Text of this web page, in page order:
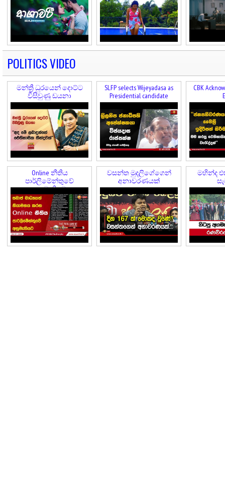
POLITICS VIDEO
මන්ත්‍රී ධුරයෙන් දොට්ට
විසිවුණු ඩයනා
SLFP selects Wijeyadasa as
Presidential candidate
CBK
Online නීතිය
පාර්ලිමේන්තුවේ
අනුමැතියට
වසන්ත මුදලිගේගෙන්
අනාවරණයක්
මහින්ද